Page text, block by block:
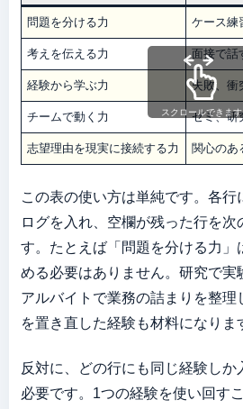
問題を分ける力 ケース練
考えを伝える力 面接で話
経験から学ぶ力 失敗、衝
チームで動く力 ゼミ、研
志望理由を現実に接続する力 関心のあ
スクロールできます
この表の使い方は単純です。各行
ログを入れ、空欄が残った行を次
す。たとえば「問題を分ける力」
める必要はありません。研究で実
アルバイトで業務の詰まりを整理
を置き直した経験も材料になりま
反対に、どの行にも同じ経験し
必要です。1つの経験を使い回す